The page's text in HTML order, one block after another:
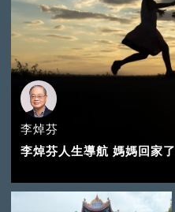
李焯芬
李焯芬人生導航 媽媽回家了